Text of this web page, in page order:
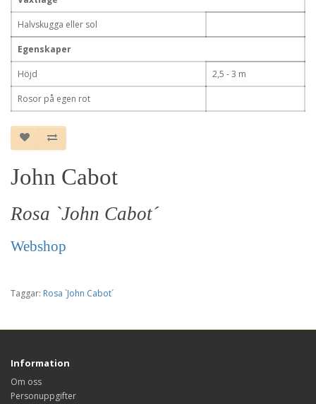
Halvskugga eller sol
Egenskaper
Höjd 2,5 - 3 m
Rosor på egen rot
John Cabot
Rosa `John Cabot´
Webshop
Taggar: Rosa `John Cabot´
Information
Om oss
Personuppgifter